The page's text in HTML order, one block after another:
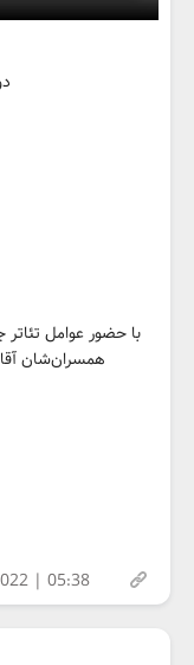
با حضور عوامل تئاتر
همسران‌شان
| 05:38